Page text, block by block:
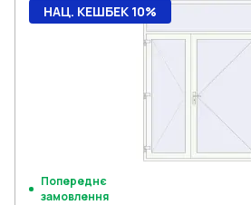
НАЦ. КЕШБЕК 10%
Попереднє
замовлення